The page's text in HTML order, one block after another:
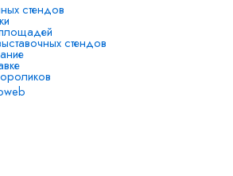
стендов
стендов